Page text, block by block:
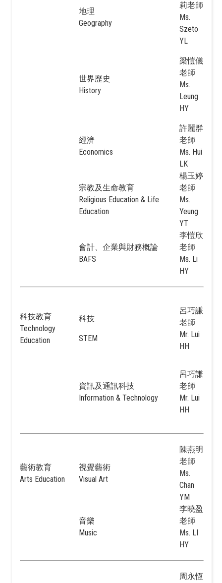
地理
Geography
莉老師
Ms.
Szeto
YL
世界歷史
History
梁愷儀
老師
Ms.
Leung
HY
經濟
Economics
許麗群
老師
Ms. Hui
LK
宗教及生命教育
Religious Education & Life
Education
楊玉婷
老師
Ms.
Yeung
YT
會計、企業與財務概論
BAFS
李愷欣
老師
Ms. Li
HY
科技教育
Technology
Education
科技
STEM
呂巧謙
老師
Mr. Lui
HH
資訊及通訊科技
Information & Technology
呂巧謙
老師
Mr. Lui
HH
藝術教育
Arts Education
視覺藝術
Visual Art
陳燕明
老師
Ms.
Chan
YM
音樂
Music
李曉盈
老師
Ms. LI
HY
周永恆